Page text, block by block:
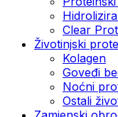
Clear
Životinjski
Kolagen
Goveđi
Noćni
Ostali